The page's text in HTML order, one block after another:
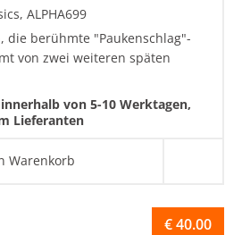
ALPHA699
die berühmte "Paukenschlag"-
von zwei weiteren späten
von 5-10 Werktagen,
Lieferanten
Warenkorb
€40.00